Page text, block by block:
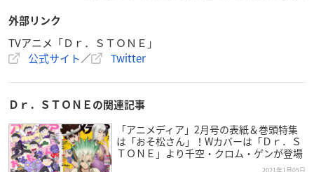
各配信プラットフォームにて順次配信
【スタッフ】
監督：飯野慎也
シリーズ構成・脚本：木戸雄一郎
キャラクターデザイン：岩佐裕子
デザインワークス：水村良男
外部リンク
TVアニメ「Ｄｒ．ＳＴＯＮＥ」
公式サイト／ Twitter
Ｄｒ．ＳＴＯＮＥの関連記事
「アニメディア」2月号の表紙＆巻頭特集
は「おそ松さん」！Wカバーは「Ｄｒ．Ｓ
ＴＯＮＥ」より千空・クロム・ゲンが登場